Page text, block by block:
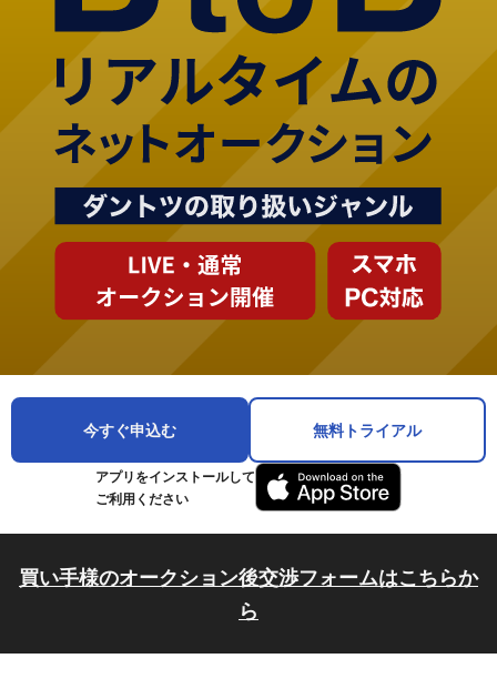
今すぐ申込む 無料トライアル
アプリをインストールして
ご利用ください
買い手様のオークション後交渉フォームはこちらか
ら